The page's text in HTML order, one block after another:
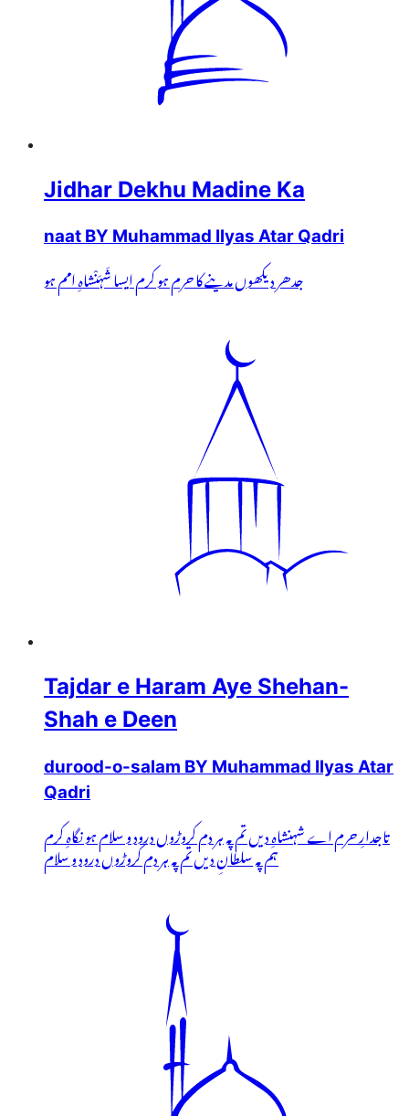
Jidhar Dekhu Madine Ka
naat BY Muhammad Ilyas Atar Qadri
جدھر دیکھوں مدینے کا حرم ہو کرم ایسا شَہَنْشاہِ امم ہو
Tajdar e Haram Aye Shehan-
Shah e Deen
durood-o-salam BY Muhammad Ilyas Atar
Qadri
تاجدارِ حرم اے شہنشاہِ دیں تم پہ ہر دم کروڑوں درود و سلام ہو نگاہِ کرم
ہم پہ سلطانِ دیں تم پہ ہر دم کروڑوں درود و سلام